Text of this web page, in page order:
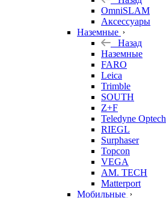
OmniSLAM
Аксессуары
Наземные
Назад
Наземные
FARO
Leica
Trimble
SOUTH
Z+F
Teledyne Optech
RIEGL
Surphaser
Topcon
VEGA
AM. TECH
Matterport
Мобильные